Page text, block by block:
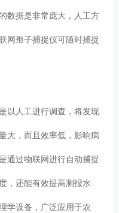
数据是非常庞大，人工方
网孢子捕捉仪可随时捕捉
以人工进行调查，将发现
大，而且效率低，影响病
通过物联网进行自动捕捉
，还能有效提高测报水
学设备，广泛应用于农